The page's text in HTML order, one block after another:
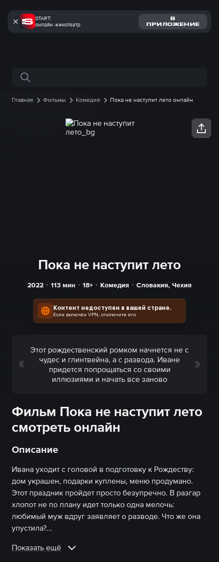
START:
онлайн -кинотеатр
В
ПРИЛОЖЕНИЕ
Поиск по сайту
Главная Фильмы Комедия Пока не наступит лето онлайн
Пока не наступит лето
2022 113 мин 18+ Комедия Словакия, Чехия
Контент недоступен в вашей стране.
Если включён VPN, отключите его
Этот рождественский ромком начнется не с
чудес и глинтвейна, а с развода. Иване
придется попрощаться со своими
иллюзиями и начать все заново
Фильм Пока не наступит лето
смотреть онлайн
Описание
Ивана уходит с головой в подготовку к Рождеству:
дом украшен, подарки куплены, меню продумано.
Этот праздник пройдет просто безупречно. В разгар
хлопот не по плану идет только одна мелочь:
любимый муж вдруг заявляет о разводе. Что же она
упустила?...
Показать ещё